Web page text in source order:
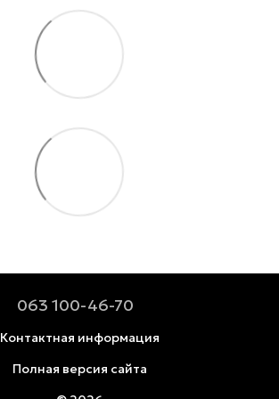
063 100-46-70
Контактная информация
Полная версия сайта